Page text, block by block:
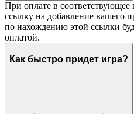
При оплате в соответствующее
ссылку на добавление вашего
по нахождению этой ссылки
оплатой.
Как быстро придет игра?